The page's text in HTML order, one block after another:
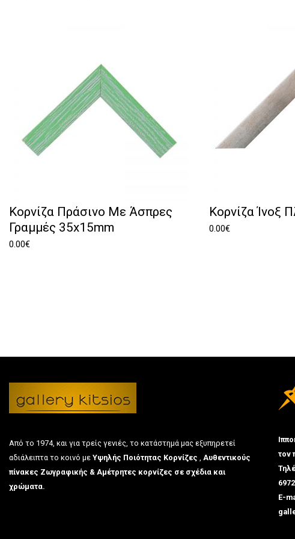
Κορνίζα Πράσινο Με Άσπρες
Γραμμές 35x15mm
0.00€
Κορνίζα Ίνοξ
0.00€
Από το 1974, και για τρείς γενιές, το κατάστημά μας εξυπηρετεί
αδιάλειπτα το κοινό με Υψηλής Ποιότητας Κορνίζες
Αυθεντικούς
πίνακες Ζωγραφικής & Αμέτρητες κορνίζες σε σχέδια και
χρώματα.
τον
E-